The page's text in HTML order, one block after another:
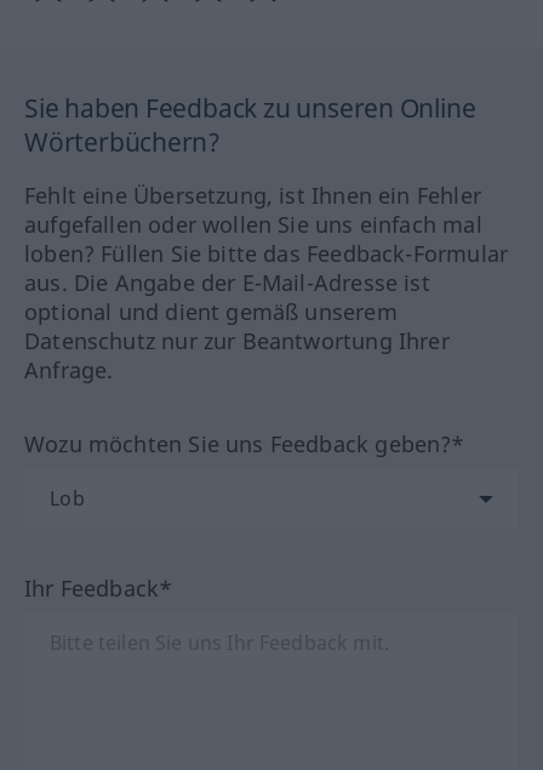
Sie haben Feedback zu unseren Online
Wörterbüchern?
Fehlt eine Übersetzung, ist Ihnen ein Fehler
aufgefallen oder wollen Sie uns einfach mal
loben? Füllen Sie bitte das Feedback-Formular
aus. Die Angabe der E-Mail-Adresse ist
optional und dient gemäß unserem
Datenschutz nur zur Beantwortung Ihrer
Anfrage.
Wozu möchten Sie uns Feedback geben?*
Ihr Feedback*